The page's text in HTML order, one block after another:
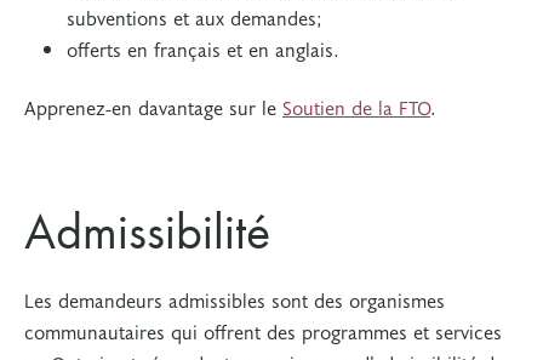
subventions et aux demandes;
offerts en français et en anglais.
Apprenez-en davantage sur le Soutien de la FTO.
Admissibilité
Les demandeurs admissibles sont des organismes
communautaires qui offrent des programmes et services